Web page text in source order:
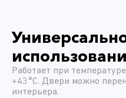
Работает при
+43°C. Двери можно
интерьера.